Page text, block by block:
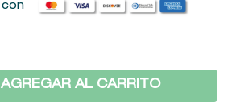
con
AGREGAR AL CARRITO